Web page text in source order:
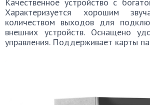
Характеризуется хорошим
количеством выходов для
внешних устройств. Оснащено
управления. Поддерживает карты